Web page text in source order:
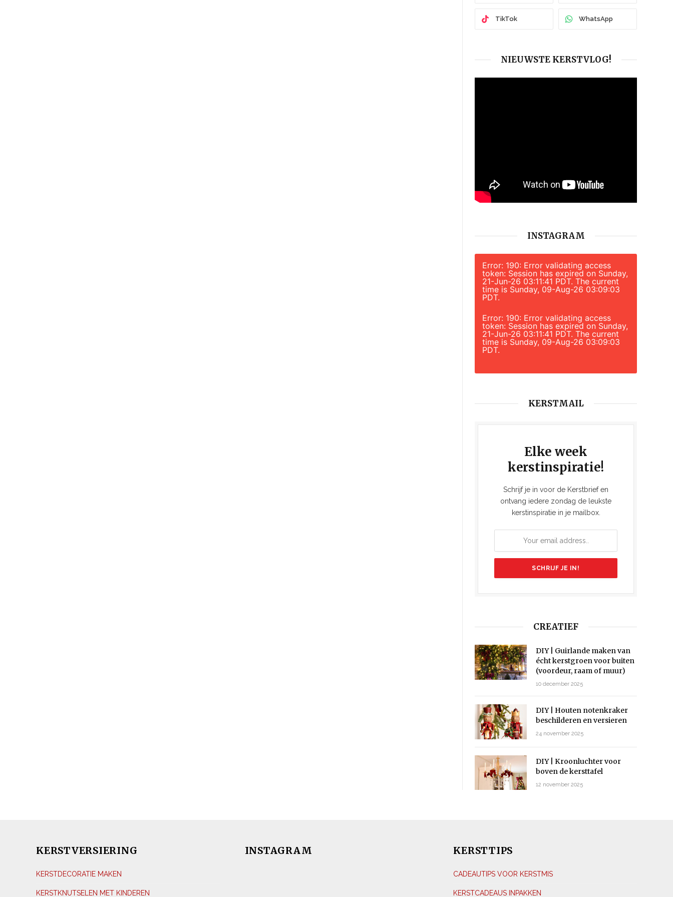
TikTok WhatsApp
NIEUWSTE KERSTVLOG!
INSTAGRAM
Error: 190: Error validating access
token: Session has expired on Sunday,
21-Jun-26 03:11:41 PDT. The current
time is Sunday, 09-Aug-26 03:09:03
PDT.
Error: 190: Error validating access
token: Session has expired on Sunday,
21-Jun-26 03:11:41 PDT. The current
time is Sunday, 09-Aug-26 03:09:03
PDT.
KERSTMAIL
Elke week
kerstinspiratie!
Schrijf je in voor de Kerstbrief en
ontvang iedere zondag de leukste
kerstinspiratie in je mailbox.
CREATIEF
DIY | Guirlande maken van
écht kerstgroen voor buiten
(voordeur, raam of muur)
10 december 2025
DIY | Houten notenkraker
beschilderen en versieren
24 november 2025
DIY | Kroonluchter voor
boven de kersttafel
12 november 2025
KERSTVERSIERING
KERSTDECORATIE MAKEN
KERSTKNUTSELEN MET KINDEREN
INSTAGRAM KERSTTIPS
CADEAUTIPS VOOR KERSTMIS
KERSTCADEAUS INPAKKEN